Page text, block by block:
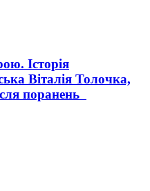
Історія
Віталія Толочка,
поранень